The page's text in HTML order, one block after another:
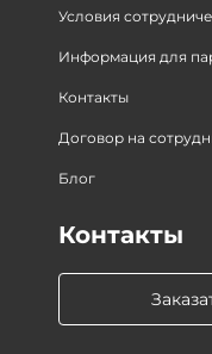
Условия
Информация для
Контакты
Договор на
Блог
Контакты